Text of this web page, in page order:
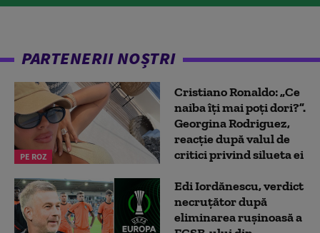
PARTENERII NOȘTRI
PE ROZ
Cristiano Ronaldo: „Ce
naiba îți mai poți dori?”.
Georgina Rodriguez,
reacție după valul de
critici privind silueta ei
Edi Iordănescu, verdict
necruțător după
eliminarea rușinoasă a